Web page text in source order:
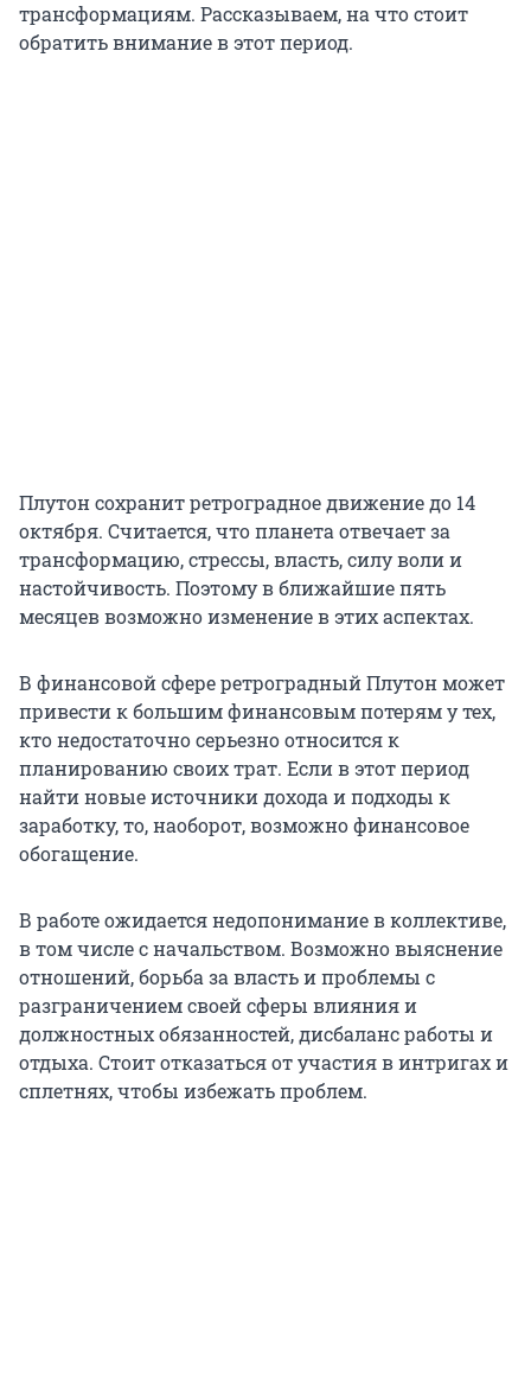
трансформациям. Рассказываем, на что стоит
обратить внимание в этот период.
Плутон сохранит ретроградное движение до 14
октября. Считается, что планета отвечает за
трансформацию, стрессы, власть, силу воли и
настойчивость. Поэтому в ближайшие пять
месяцев возможно изменение в этих аспектах.
В финансовой сфере ретроградный Плутон может
привести к большим финансовым потерям у тех,
кто недостаточно серьезно относится к
планированию своих трат. Если в этот период
найти новые источники дохода и подходы к
заработку, то, наоборот, возможно финансовое
обогащение.
В работе ожидается недопонимание в коллективе,
в том числе с начальством. Возможно выяснение
отношений, борьба за власть и проблемы с
разграничением своей сферы влияния и
должностных обязанностей, дисбаланс работы и
отдыха. Стоит отказаться от участия в интригах и
сплетнях, чтобы избежать проблем.